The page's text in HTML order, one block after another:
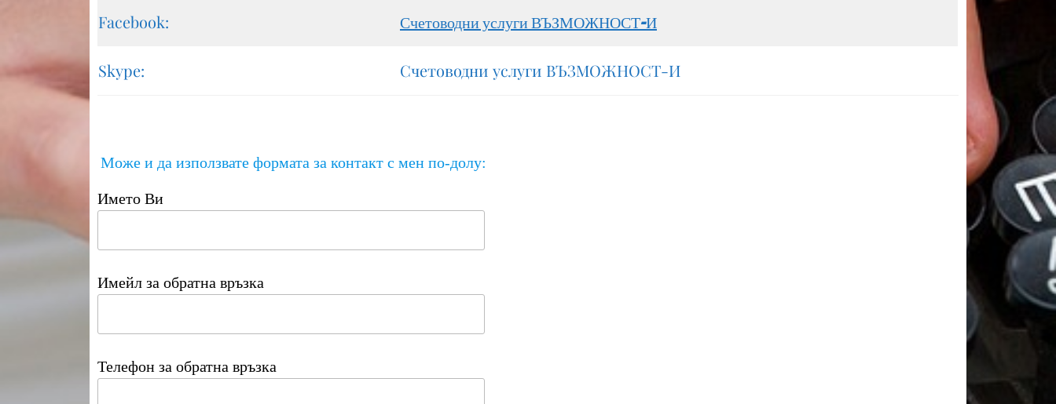
Facebook: Счетоводни услуги ВЪЗМОЖНОСТ-И
Skype: Счетоводни услуги ВЪЗМОЖНОСТ-И
Може и да използвате формата за контакт с мен по-долу:
Името Ви
Имейл за обратна връзка
Телефон за обратна връзка